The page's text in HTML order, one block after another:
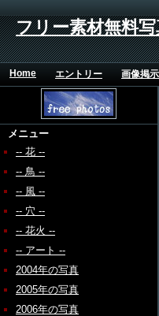
フリー素材無料
Home エントリー 画像掲
メニュー
-- 花 --
-- 鳥 --
-- 風 --
-- 穴 --
-- 花火 --
-- アート --
2004年の写真
2005年の写真
2006年の写真